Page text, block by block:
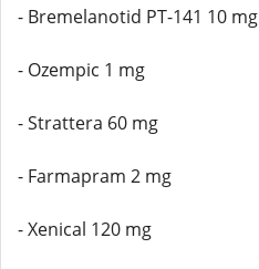
- Bremelanotid PT-141 10 mg
- Ozempic 1 mg
- Strattera 60 mg
- Farmapram 2 mg
- Xenical 120 mg